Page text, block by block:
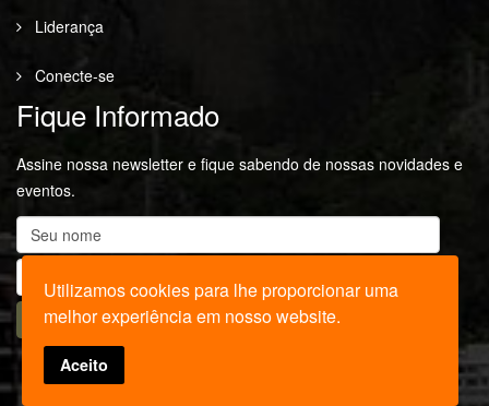
Liderança
Conecte-se
Fique Informado
Assine nossa newsletter e fique sabendo de nossas novidades e
eventos.
Utilizamos cookies para lhe proporcionar uma
melhor experiência em nosso website.
Aceito